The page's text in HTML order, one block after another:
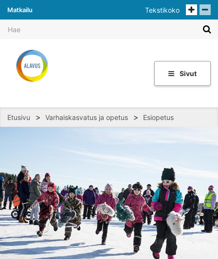
Matkailu Tekstikoko
Sivut
Etusivu > Varhaiskasvatus ja opetus > Esiopetus